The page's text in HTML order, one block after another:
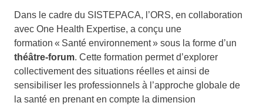
Dans le cadre du SISTEPACA, l’ORS, en collaboration
avec One Health Expertise, a conçu une
formation « Santé environnement » sous la forme d’un
théâtre-forum. Cette formation permet d’explorer
collectivement des situations réelles et ainsi de
sensibiliser les professionnels à l’approche globale de
la santé en prenant en compte la dimension